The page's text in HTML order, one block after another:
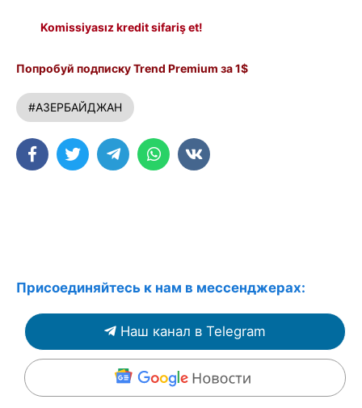
Komissiyasız kredit sifariş et!
Попробуй подписку Trend Premium за 1$
#АЗЕРБАЙДЖАН
Присоединяйтесь к нам в мессенджерах:
Наш канал в Telegram